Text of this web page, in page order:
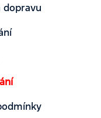
dopravu